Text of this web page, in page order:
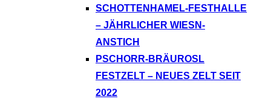
SCHOTTENHAMEL-FESTHALLE
– JÄHRLICHER WIESN-
ANSTICH
PSCHORR-BRÄUROSL
FESTZELT – NEUES ZELT SEIT
2022